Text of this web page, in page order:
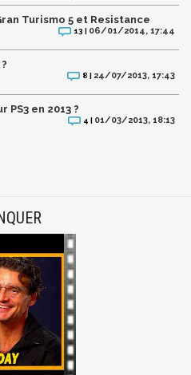
Turismo 5 et Resistance
13 | 06/01/2014, 17:44
8 | 24/07/2013, 17:43
PS3 en 2013 ?
4 | 01/03/2013, 18:13